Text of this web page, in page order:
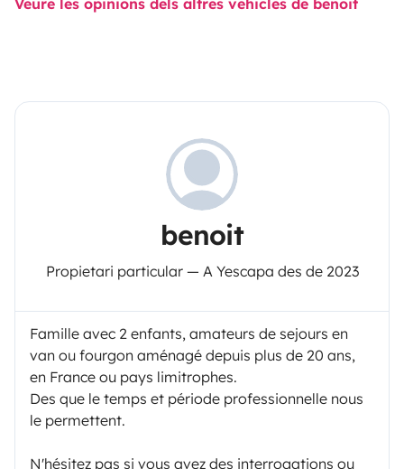
benoit
Propietari particular — A Yescapa des de 2023
Famille avec 2 enfants, amateurs de sejours en
van ou fourgon aménagé depuis plus de 20 ans,
en France ou pays limitrophes.
Des que le temps et période professionnelle nous
le permettent.
N'hésitez pas si vous avez des interrogations ou